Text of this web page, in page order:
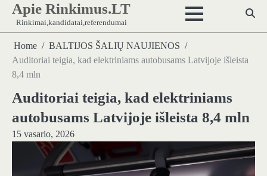
Skip
content
Apie Rinkimus.LT
Rinkimai,kandidatai,referendumai
Home
BALTIJOS ŠALIŲ NAUJIENOS
Auditoriai teigia, kad elektriniams autobusams Latvijoje išleista
8,4 mln
Auditoriai teigia, kad elektriniams
autobusams Latvijoje išleista 8,4 mln
15 vasario, 2026